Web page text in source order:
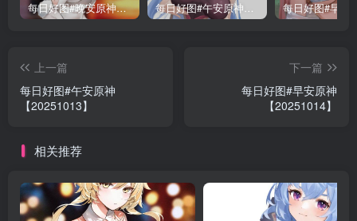
每日好图#晚安原神【221015】 每日好图#午安原神【221014】
上一篇
每日好图#午安原神
【20251013】
下一篇
每日好图#早安原神
【20251014】
相关推荐